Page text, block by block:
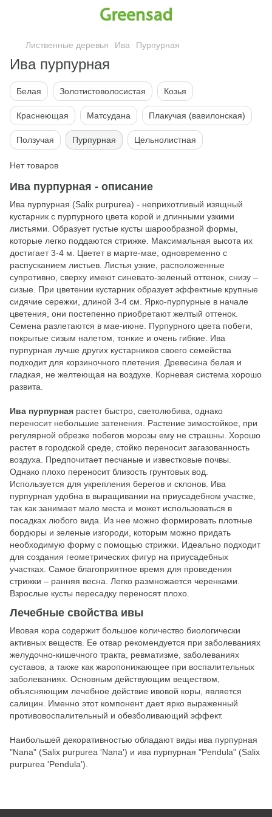
Лиственные деревья Ива Пурпурная
Ива пурпурная
Белая Золотистоволосистая Козья
Краснеющая Матсудана Плакучая (вавилонская)
Ползучая Пурпурная Цельнолистная
Нет товаров
Ива пурпурная - описание
Ива пурпурная (Salix purpurea) - неприхотливый изящный
кустарник с пурпурного цвета корой и длинными узкими
листьями. Образует густые кусты шарообразной формы,
которые легко поддаются стрижке. Максимальная высота их
достигает 3-4 м. Цветет в марте-мае, одновременно с
распусканием листьев. Листья узкие, расположенные
супротивно, сверху имеют синевато-зеленый оттенок, снизу –
сизые. При цветении кустарник образует эффектные крупные
сидячие сережки, длиной 3-4 см. Ярко-пурпурные в начале
цветения, они постепенно приобретают желтый оттенок.
Семена разлетаются в мае-июне. Пурпурного цвета побеги,
покрытые сизым налетом, тонкие и очень гибкие. Ива
пурпурная лучше других кустарников своего семейства
подходит для корзиночного плетения. Древесина белая и
гладкая, не желтеющая на воздухе. Корневая система хорошо
развита.
Ива пурпурная растет быстро, светолюбива, однако
переносит небольшие затенения. Растение зимостойкое, при
регулярной обрезке побегов морозы ему не страшны. Хорошо
растет в городской среде, стойко переносит загазованность
воздуха. Предпочитает песчаные и известковые почвы.
Однако плохо переносит близость грунтовых вод.
Используется для укрепления берегов и склонов. Ива
пурпурная удобна в выращивании на приусадебном участке,
так как занимает мало места и может использоваться в
посадках любого вида. Из нее можно формировать плотные
бордюры и зеленые изгороди, которым можно придать
необходимую форму с помощью стрижки. Идеально подходит
для создания геометрических фигур на приусадебных
участках. Самое благоприятное время для проведения
стрижки – ранняя весна. Легко размножается черенками.
Взрослые кусты пересадку переносят плохо.
Лечебные свойства ивы
Ивовая кора содержит большое количество биологически
активных веществ. Ее отвар рекомендуется при заболеваниях
желудочно-кишечного тракта, ревматизме, заболеваниях
суставов, а также как жаропонижающее при воспалительных
заболеваниях. Основным действующим веществом,
объясняющим лечебное действие ивовой коры, является
салицин. Именно этот компонент дает ярко выраженный
противовоспалительный и обезболивающий эффект.
Наибольшей декоративностью обладают виды ива пурпурная
"Nana" (Salix purpurea 'Nana') и ива пурпурная "Pendula" (Salix
purpurea 'Pendula').